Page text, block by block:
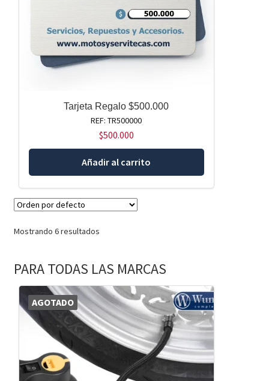
Tarjeta Regalo $500.000
REF: TR500000
$500.000
Añadir al carrito
Mostrando 6 resultados
PARA TODAS LAS MARCAS
AGOTADO